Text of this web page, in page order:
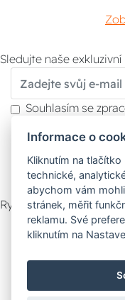
Sledujte naše
Souhlasím se
Více informací
údajů . Souhlas
Rychlý kontakt
Zákaznický
Informace o
Kliknutím na
technické,
abychom vám
stránek, měřit
reklamu. Své
kliknutím na